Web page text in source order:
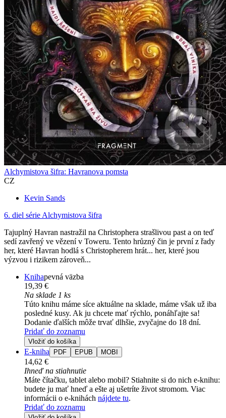
Alchymistova šifra: Havranova pomsta
CZ
Kevin Sands
6. diel série Alchymistova šifra
Tajuplný Havran nastražil na Christophera strašlivou past a on teď
sedí zavřený ve vězení v Toweru. Tento hrůzný čin je první z řady
her, které Havran hodlá s Christopherem hrát... her, které jsou
výzvou i rizikem zároveň...
Knihapevná väzba
19,39 €
Na sklade 1 ks
Túto knihu máme síce aktuálne na sklade, máme však už iba
posledné kusy. Ak ju chcete mať rýchlo, ponáhľajte sa!
Dodanie ďalších môže trvať dlhšie, zvyčajne do 18 dní.
Pridať do zoznamu
Vložiť do košíka
E-kniha PDF EPUB MOBI
14,62 €
Ihneď na stiahnutie
Máte čítačku, tablet alebo mobil? Stiahnite si do nich e-knihu:
budete ju mať hneď a ešte aj ušetríte život stromom. Viac
informácii o e-knihách nájdete tu.
Pridať do zoznamu